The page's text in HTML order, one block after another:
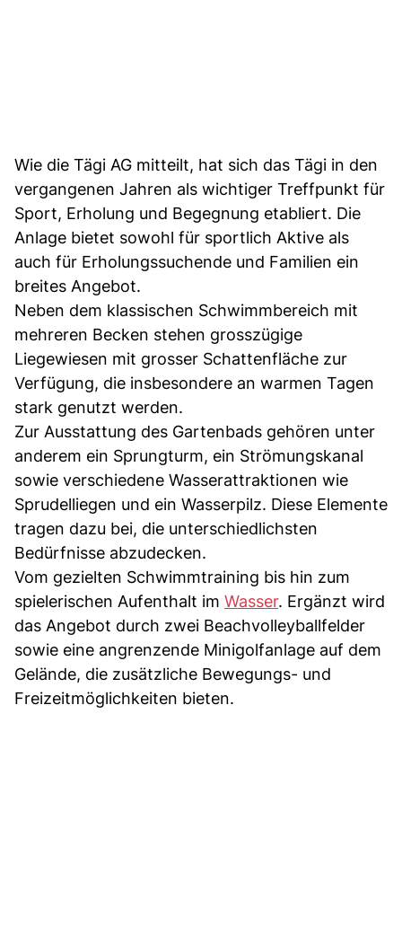
Wie die Tägi AG mitteilt, hat sich das Tägi in den
vergangenen Jahren als wichtiger Treffpunkt für
Sport, Erholung und Begegnung etabliert. Die
Anlage bietet sowohl für sportlich Aktive als
auch für Erholungssuchende und Familien ein
breites Angebot.
Neben dem klassischen Schwimmbereich mit
mehreren Becken stehen grosszügige
Liegewiesen mit grosser Schattenfläche zur
Verfügung, die insbesondere an warmen Tagen
stark genutzt werden.
Zur Ausstattung des Gartenbads gehören unter
anderem ein Sprungturm, ein Strömungskanal
sowie verschiedene Wasserattraktionen wie
Sprudelliegen und ein Wasserpilz. Diese Elemente
tragen dazu bei, die unterschiedlichsten
Bedürfnisse abzudecken.
Vom gezielten Schwimmtraining bis hin zum
spielerischen Aufenthalt im Wasser. Ergänzt wird
das Angebot durch zwei Beachvolleyballfelder
sowie eine angrenzende Minigolfanlage auf dem
Gelände, die zusätzliche Bewegungs- und
Freizeitmöglichkeiten bieten.